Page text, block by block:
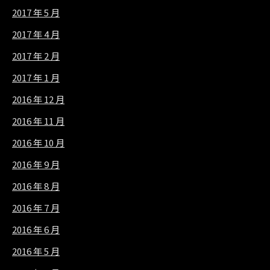
2017 年 5 月
2017 年 4 月
2017 年 2 月
2017 年 1 月
2016 年 12 月
2016 年 11 月
2016 年 10 月
2016 年 9 月
2016 年 8 月
2016 年 7 月
2016 年 6 月
2016 年 5 月